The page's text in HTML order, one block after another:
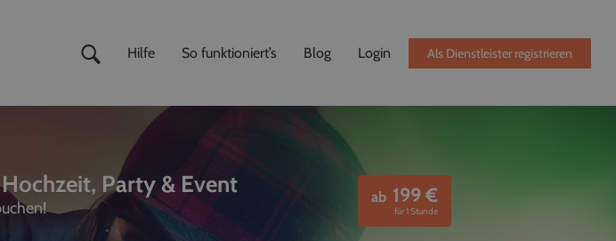
Hilfe So funktioniert’s Blog Login Als Dienstleister registrieren
Party & Event ab 199€
für 1 Stunde